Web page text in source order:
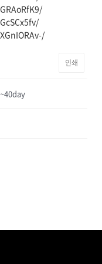
인쇄